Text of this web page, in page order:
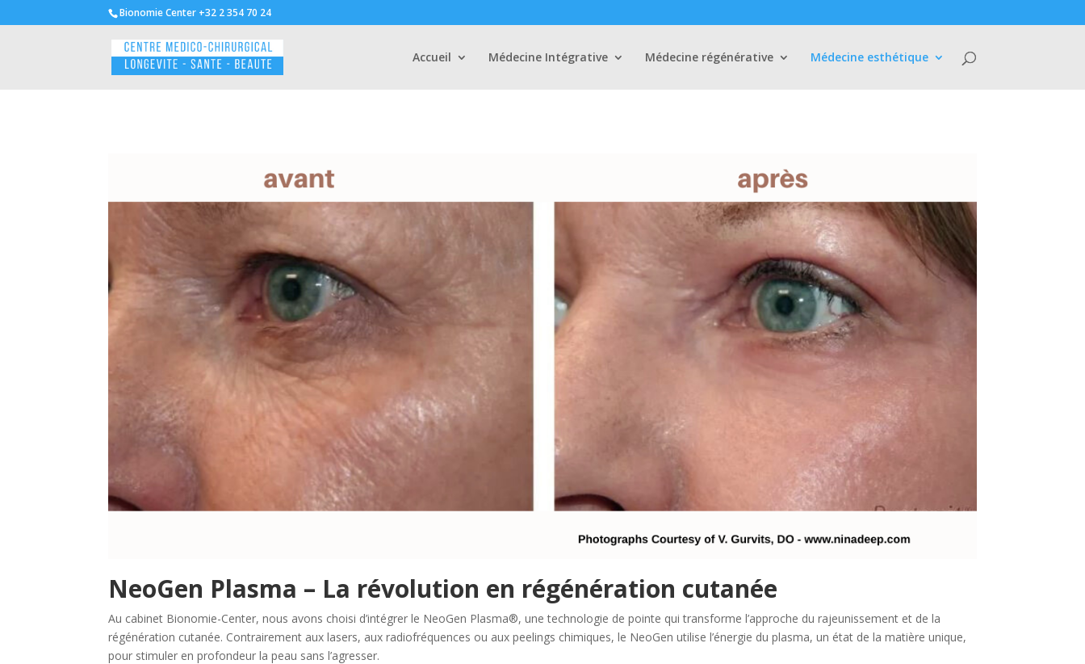
Bionomie Center +32 2 354 70 24
Accueil Médecine Intégrative Médecine régénérative Médecine esthétique
NeoGen Plasma – La révolution en régénération cutanée
Au cabinet Bionomie-Center, nous avons choisi d’intégrer le NeoGen Plasma®, une technologie de pointe qui transforme l’approche du rajeunissement et de la
régénération cutanée. Contrairement aux lasers, aux radiofréquences ou aux peelings chimiques, le NeoGen utilise l’énergie du plasma, un état de la matière unique,
pour stimuler en profondeur la peau sans l’agresser.